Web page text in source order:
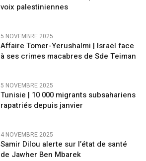
voix palestiniennes
5 NOVEMBRE 2025
Affaire Tomer-Yerushalmi | Israël face
à ses crimes macabres de Sde Teiman
5 NOVEMBRE 2025
Tunisie | 10 000 migrants subsahariens
rapatriés depuis janvier
4 NOVEMBRE 2025
Samir Dilou alerte sur l’état de santé
de Jawher Ben Mbarek